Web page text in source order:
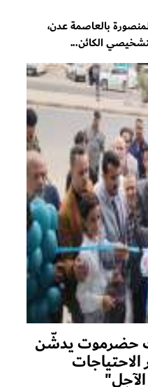
بالعاصمة عدن،
الكائن...
حضرموت يدشّن